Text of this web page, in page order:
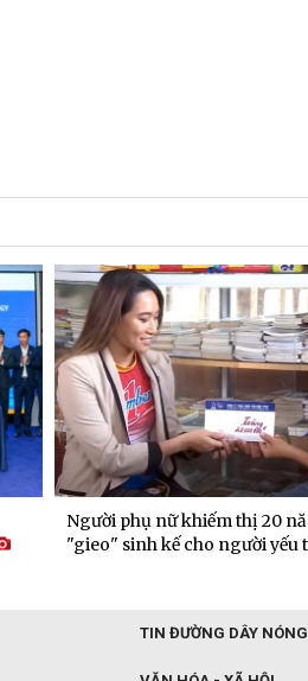
Người phụ nữ khiếm thị 20
"gieo" sinh kế cho người yếu
TIN ĐƯỜNG DÂY NÓNG